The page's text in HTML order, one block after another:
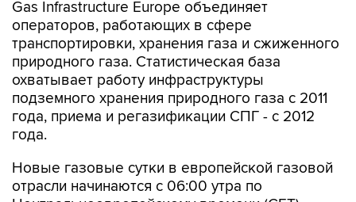
транспортировки, хранения газа и сжиженного
природного газа. Статистическая база
охватывает работу инфраструктуры
подземного хранения природного газа с 2011
года, приема и регазификации СПГ - с 2012
года.
Новые газовые сутки в европейской газовой
Центральноевропейскому времени (CET).